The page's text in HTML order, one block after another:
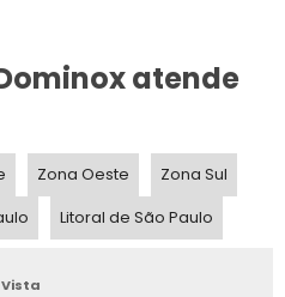
atende
Zona Oeste
Zona Sul
Litoral de São Paulo